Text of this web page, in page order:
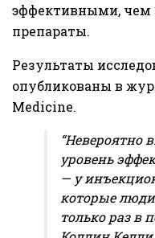
эффективными, чем
препараты.
Результаты
опубликованы в
Medicine.
“Невероятно
уровень
— у
которые
только раз в